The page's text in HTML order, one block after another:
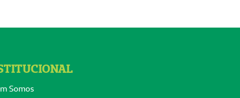
Somos